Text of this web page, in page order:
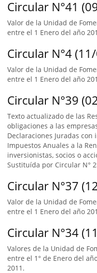
Circular N°41
Valor de la Unidad de
entre el 1 Enero del año
Circular N°4
Valor de la Unidad de
entre el 1 Enero del año
Circular N°39
Texto actualizado de las
obligaciones a las
Declaraciones Juradas
Impuestos Anuales a la
inversionistas, socios o
Sustituída por Circular N°
Circular N°37
Valor de la Unidad de
entre el 1 Enero del año
Circular N°34
Valores de la Unidad de
entre el 1° de Enero del
2011.